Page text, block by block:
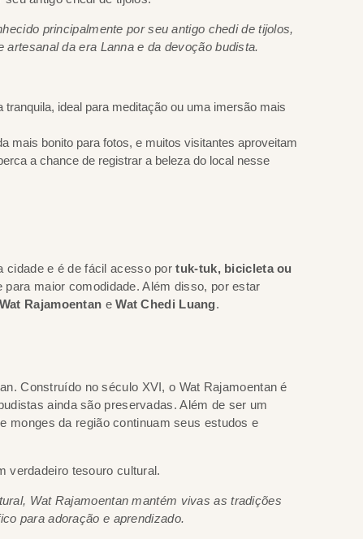
principalmente por seu antigo chedi de tijolos,
da era Lanna e da devoção budista.
ideal para meditação ou uma imersão mais
mais bonito para fotos, e muitos visitantes aproveitam
a chance de registrar a beleza do local nesse
cidade e é de fácil acesso portuk-tuk, bicicleta ou
maior comodidade. Além disso, por estar
Wat Rajamoentan eWat Chedi Luang.
Construído no século XVI, o Wat Rajamoentan é
ainda são preservadas. Além de ser um
monges da região continuam seus estudos e
Wat Rajamoentan mantém vivas as tradições
para adoração e aprendizado.